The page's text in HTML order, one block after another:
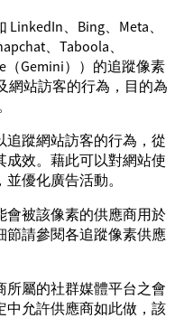
、Bing、Meta、
、Taboola、
（Gemini））的追蹤像素
網站訪客的行為，目的為
追蹤網站訪客的行為，從
成效。藉此可以對網站使
優化廣告活動。
會被該像素的供應商用於
節請參閱各追蹤像素供應
所屬的社群媒體平台之會
中允許供應商如此做，該